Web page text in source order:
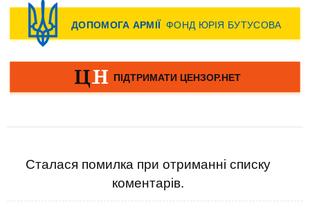
Сталася помилка при отриманні списку
коментарів.